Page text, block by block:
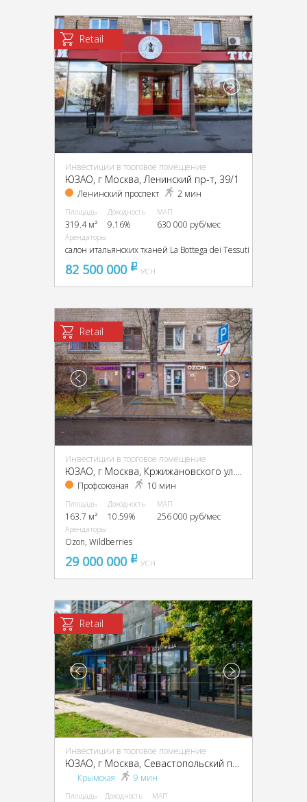
Retail
Инвестиции в торговое помещение
ЮЗАО, г Москва, Ленинский пр-т, 39/1
Ленинский проспект 2 мин
Площадь
319.4 м²
Доходность
9.16%
МАП
630 000 руб/мес
Арендаторы
салон итальянских тканей La Bottega dei Tessuti
82 500 000 pуб
УСН
Retail
Инвестиции в торговое помещение
ЮЗАО, г Москва, Кржижановского ул., 23, кор. 2
Профсоюзная 10 мин
Площадь
163.7 м²
Доходность
10.59%
МАП
256 000 руб/мес
Арендаторы
Ozon, Wildberries
29 000 000 pуб
УСН
Retail
Инвестиции в торговое помещение
ЮЗАО, г Москва, Севастопольский пр-т, 18А
Крымская 9 мин
Площадь Доходность МАП